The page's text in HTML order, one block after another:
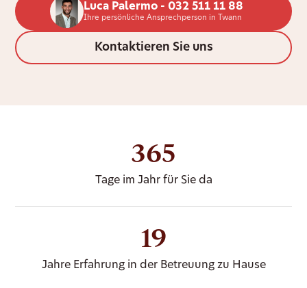
Luca Palermo - 032 511 11 88
Ihre persönliche Ansprechperson in Twann
Kontaktieren Sie uns
365
Tage im Jahr für Sie da
19
Jahre Erfahrung in der Betreuung zu Hause